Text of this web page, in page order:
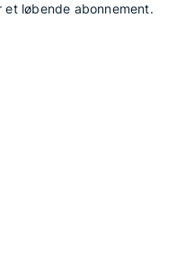
løbende abonnement.